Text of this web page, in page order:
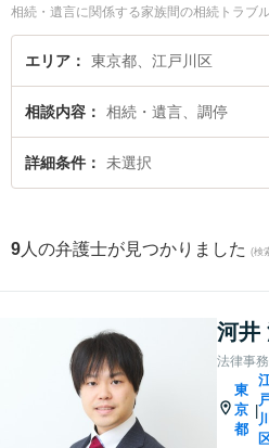
相続・遺言に関係する家族間の相続トラブ
かな分野での絞り込み検索もでき便利です
弁護士や原田綜合法律事務所の原田 和幸弁
したい』『遺産分割調停のトラブル解決の
い』『初回相談無料で遺産分割調停を法律
談予約したい』などでお困りの相談者さん
エリア 東京都、江戸川区
相談内容 相続・遺言、調停
詳細条件 未選択
9 人の弁護士が見つかりました (検
河井
法律事
東
京
都
|
川